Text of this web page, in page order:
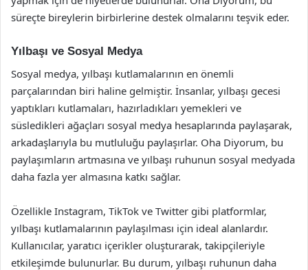
süreçte bireylerin birbirlerine destek olmalarını teşvik eder.
Yılbaşı ve Sosyal Medya
Sosyal medya, yılbaşı kutlamalarının en önemli
parçalarından biri haline gelmiştir. İnsanlar, yılbaşı gecesi
yaptıkları kutlamaları, hazırladıkları yemekleri ve
süsledikleri ağaçları sosyal medya hesaplarında paylaşarak,
arkadaşlarıyla bu mutluluğu paylaşırlar. Oha Diyorum, bu
paylaşımların artmasına ve yılbaşı ruhunun sosyal medyada
daha fazla yer almasına katkı sağlar.
Özellikle Instagram, TikTok ve Twitter gibi platformlar,
yılbaşı kutlamalarının paylaşılması için ideal alanlardır.
Kullanıcılar, yaratıcı içerikler oluşturarak, takipçileriyle
etkileşimde bulunurlar. Bu durum, yılbaşı ruhunun daha